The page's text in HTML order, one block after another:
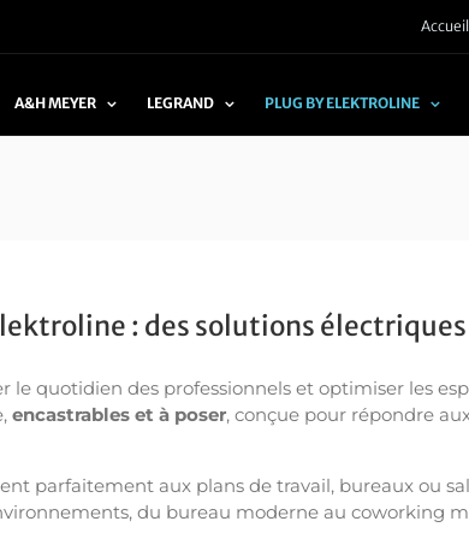
Accueil
A&H MEYER LEGRAND PLUG BY ELEKTROLINE
: des solutions
quotidien des professionnels et optimiser les
encastrables et à poser, conçue pour répondre
parfaitement aux plans de travail, bureaux ou
du bureau moderne au coworking